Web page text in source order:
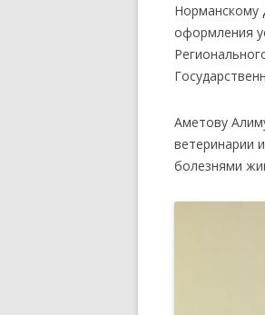
оформления
Аметову
ветеринарии
болезнями